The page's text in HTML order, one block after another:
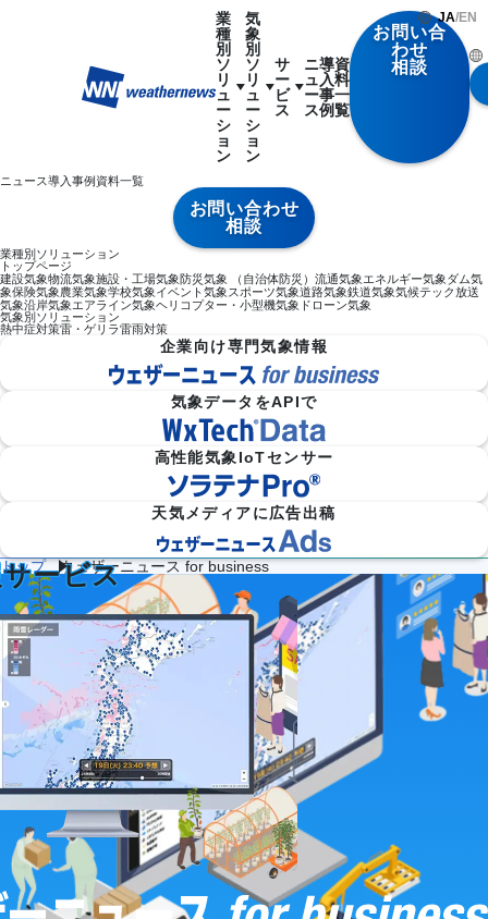
業
種
別
ソ
リ
ュ
ー
シ
ョ
ン
建
設
物
流
気
施
設・
工場
防災
気象
（自
治体
防
災）
流
通
気
象
気
象
ダム
気象
農
業
気
象
学
校
気
象
イベ
ント
気象
気
象
別
ソ
リ
ュ
ー
シ
ョ
ン
熱中症対
策
雷・ゲリ
ラ雷雨対
策
サ
ー
ビ
ス
企業向け専門気象情報 気象データをAPIで
ニ
ュ
ー
ス
導
入
事
例
資
料
一
覧
お問い合
わせ
相談
ニュース導入事例資料一覧
お問い合わせ
相談
業種別ソリューション
トップページ
建設気象物流気象施設・工場気象防災気象 （自治体防災） 流通気象エネルギー気象ダム気
象保険気象農業気象学校気象イベント気象スポーツ気象道路気象鉄道気象気候テック放送
気象沿岸気象エアライン気象ヘリコプター・小型機気象 ドローン気象
気象別ソリューション
熱中症対策雷・ゲリラ雷雨対策
企業向け専門気象情報
気象データをAPIで
高性能気象IoTセンサー
天気メディアに広告出稿
JA/EN
トップ ウェザーニュース for business
使える法人向け
ービス